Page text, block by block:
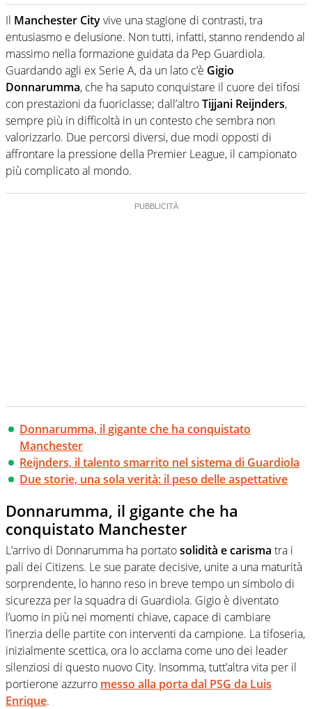
Un figlio che si chiama Diego e la tesi di laurea sugli stadi
di proprietà in Italia. Il calcio quale filo conduttore
irrinunciabile tra passione e professione. Per Virgilio
Sport indaga, approfondisce e scandaglia l'universo
mondo dello sport per antonomasia
Il Manchester Cityvive una stagione di contrasti, tra
entusiasmo e delusione. Non tutti, infatti, stanno rendendo al
massimo nella formazione guidata da Pep Guardiola.
Guardando agli ex Serie A, da un lato c’è Gigio
Donnarumma, che ha saputo conquistare il cuore dei tifosi
con prestazioni da fuoriclasse; dall’altroTijjani Reijnders,
sempre più in difficoltà in un contesto che sembra non
valorizzarlo. Due percorsi diversi, due modi opposti di
affrontare la pressione della Premier League, il campionato
più complicato al mondo.
Donnarumma, il gigante che ha conquistato
Manchester
Reijnders, il talento smarrito nel sistema di Guardiola
Due storie, una sola verità: il peso delle aspettative
Donnarumma, il gigante che ha
conquistato Manchester
L’arrivo di Donnarumma ha portatosolidità e carisma tra i
pali dei Citizens. Le sue parate decisive, unite a una maturità
sorprendente, lo hanno reso in breve tempo un simbolo di
sicurezza per la squadra di Guardiola. Gigio è diventato
l’uomo in più nei momenti chiave, capace di cambiare
l’inerzia delle partite con interventi da campione. La tifoseria,
inizialmente scettica, ora lo acclama come uno dei leader
silenziosi di questo nuovo City. Insomma, tutt’altra vita per il
portierone azzurro messo alla porta dal PSG da Luis
Enrique.